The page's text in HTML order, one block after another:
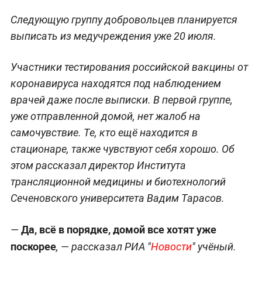
Следующую группу добровольцев планируется
выписать из медучреждения уже 20 июля.
Участники тестирования российской вакцины от
коронавируса находятся под наблюдением
врачей даже после выписки. В первой группе,
уже отправленной домой, нет жалоб на
самочувствие. Те, кто ещё находится в
стационаре, также чувствуют себя хорошо. Об
этом рассказал директор Института
трансляционной медицины и биотехнологий
Сеченовского университета Вадим Тарасов.
— Да, всё в порядке, домой все хотят уже
поскорее, — рассказал РИА "Новости" учёный.